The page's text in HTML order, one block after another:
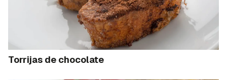
Torrijas de chocolate